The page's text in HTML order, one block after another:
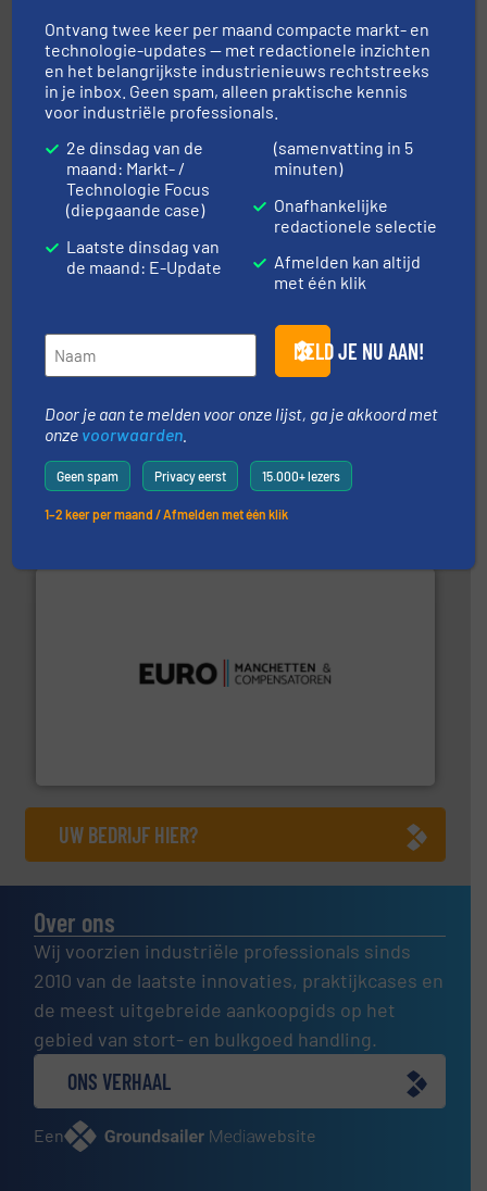
AB Weegtechniek
AB Weegtechniek (ABW) biedt naast een breed scala
aan weegapparatuur en -componenten diverse
geautomatiseerde weegoplossingen.
Sinds 1845 is Robbe Industries nv gespecialiseerd in
weeg-, verpakking- en transportprocessen die klanten
in verschillende sectoren hebben geholpen.
➜
UW BEDRIJF HIER?
Over ons
Wij voorzien industriële professionals sinds
2010 van de laatste innovaties, praktijkcases en
de meest uitgebreide aankoopgids op het
gebied van stort- en bulkgoed handling.
ONS VERHAAL
Een website
Ontvang twee keer per maand compacte markt- en
technologie-updates — met redactionele inzichten
en het belangrijkste industrienieuws rechtstreeks
in je inbox. Geen spam, alleen praktische kennis
voor industriële professionals.
2e dinsdag van de
maand: Markt- /
Technologie Focus
(diepgaande case)
Laatste dinsdag van
de maand: E-Update
(samenvatting in 5
minuten)
Onafhankelijke
redactionele selectie
Afmelden kan altijd
met één klik
MELD JE NU AAN!
Door je aan te melden voor onze lijst, ga je akkoord met
onze voorwaarden
Geen spam Privacy eerst 15.000+ lezers
1–2 keer per maand / Afmelden met één klik